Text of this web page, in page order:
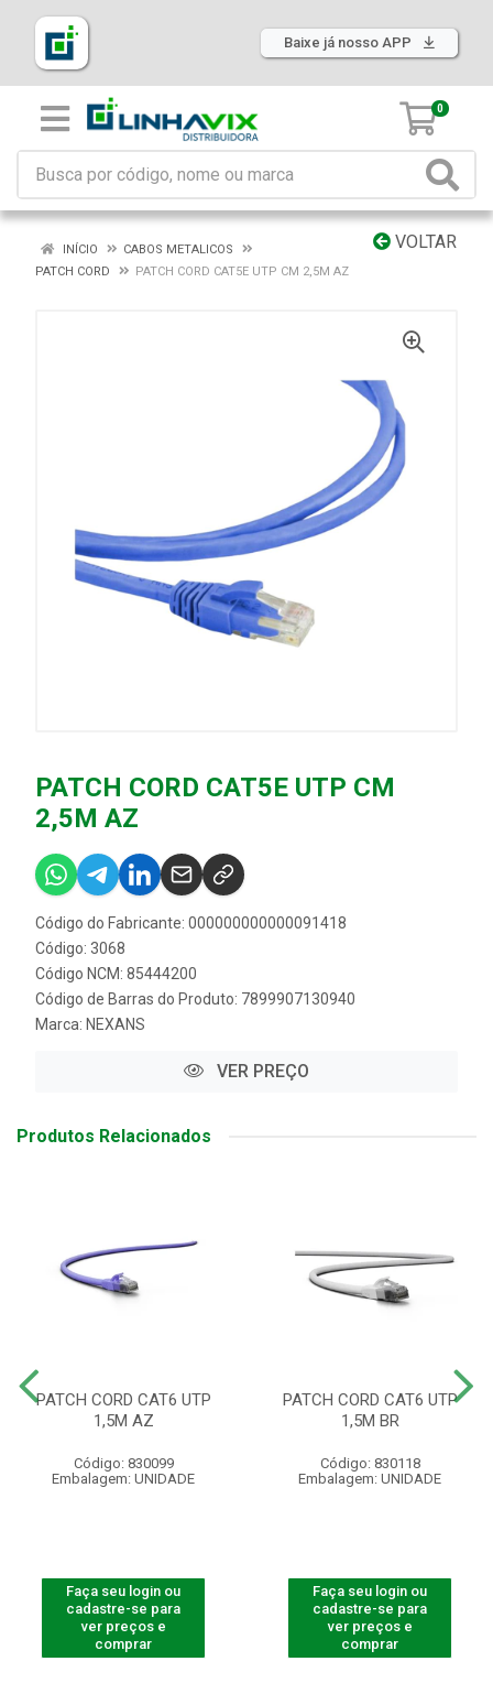
Baixe já nosso APP
0
VOLTAR
INÍCIO
CABOS METALICOS
PATCH CORD
PATCH CORD CAT5E UTP CM 2,5M AZ
PATCH CORD CAT5E UTP CM
2,5M AZ
Código do Fabricante: 000000000000091418
Código: 3068
Código NCM: 85444200
Código de Barras do Produto: 7899907130940
Marca: NEXANS
VER PREÇO
Produtos Relacionados
PATCH CORD CAT6 UTP
1,5M AZ
Código: 830099
Embalagem: UNIDADE
Faça seu login ou
cadastre-se para
ver preços e
comprar
PATCH CORD CAT6 UTP
1,5M BR
Código: 830118
Embalagem: UNIDADE
Faça seu login ou
cadastre-se para
ver preços e
comprar